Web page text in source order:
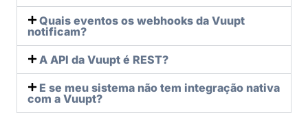
Quais eventos os webhooks da Vuupt
notificam?
A API da Vuupt é REST?
E se meu sistema não tem integração nativa
com a Vuupt?